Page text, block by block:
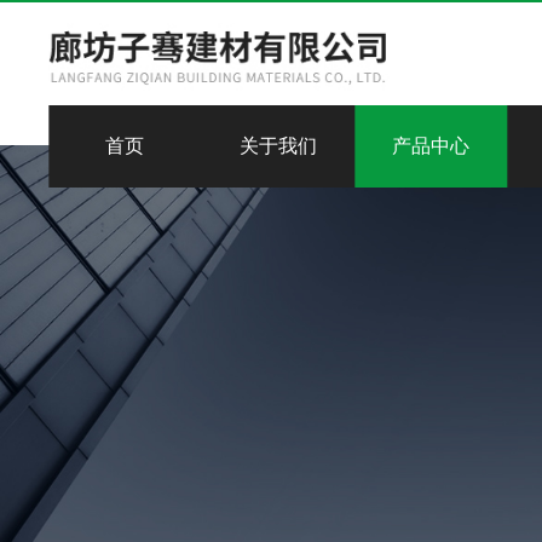
首页 关于我们 产品中心